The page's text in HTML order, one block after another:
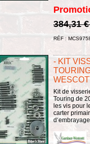
384,31
RÉF :
- KIT
Kit de
Touring de
les vis pour
carter